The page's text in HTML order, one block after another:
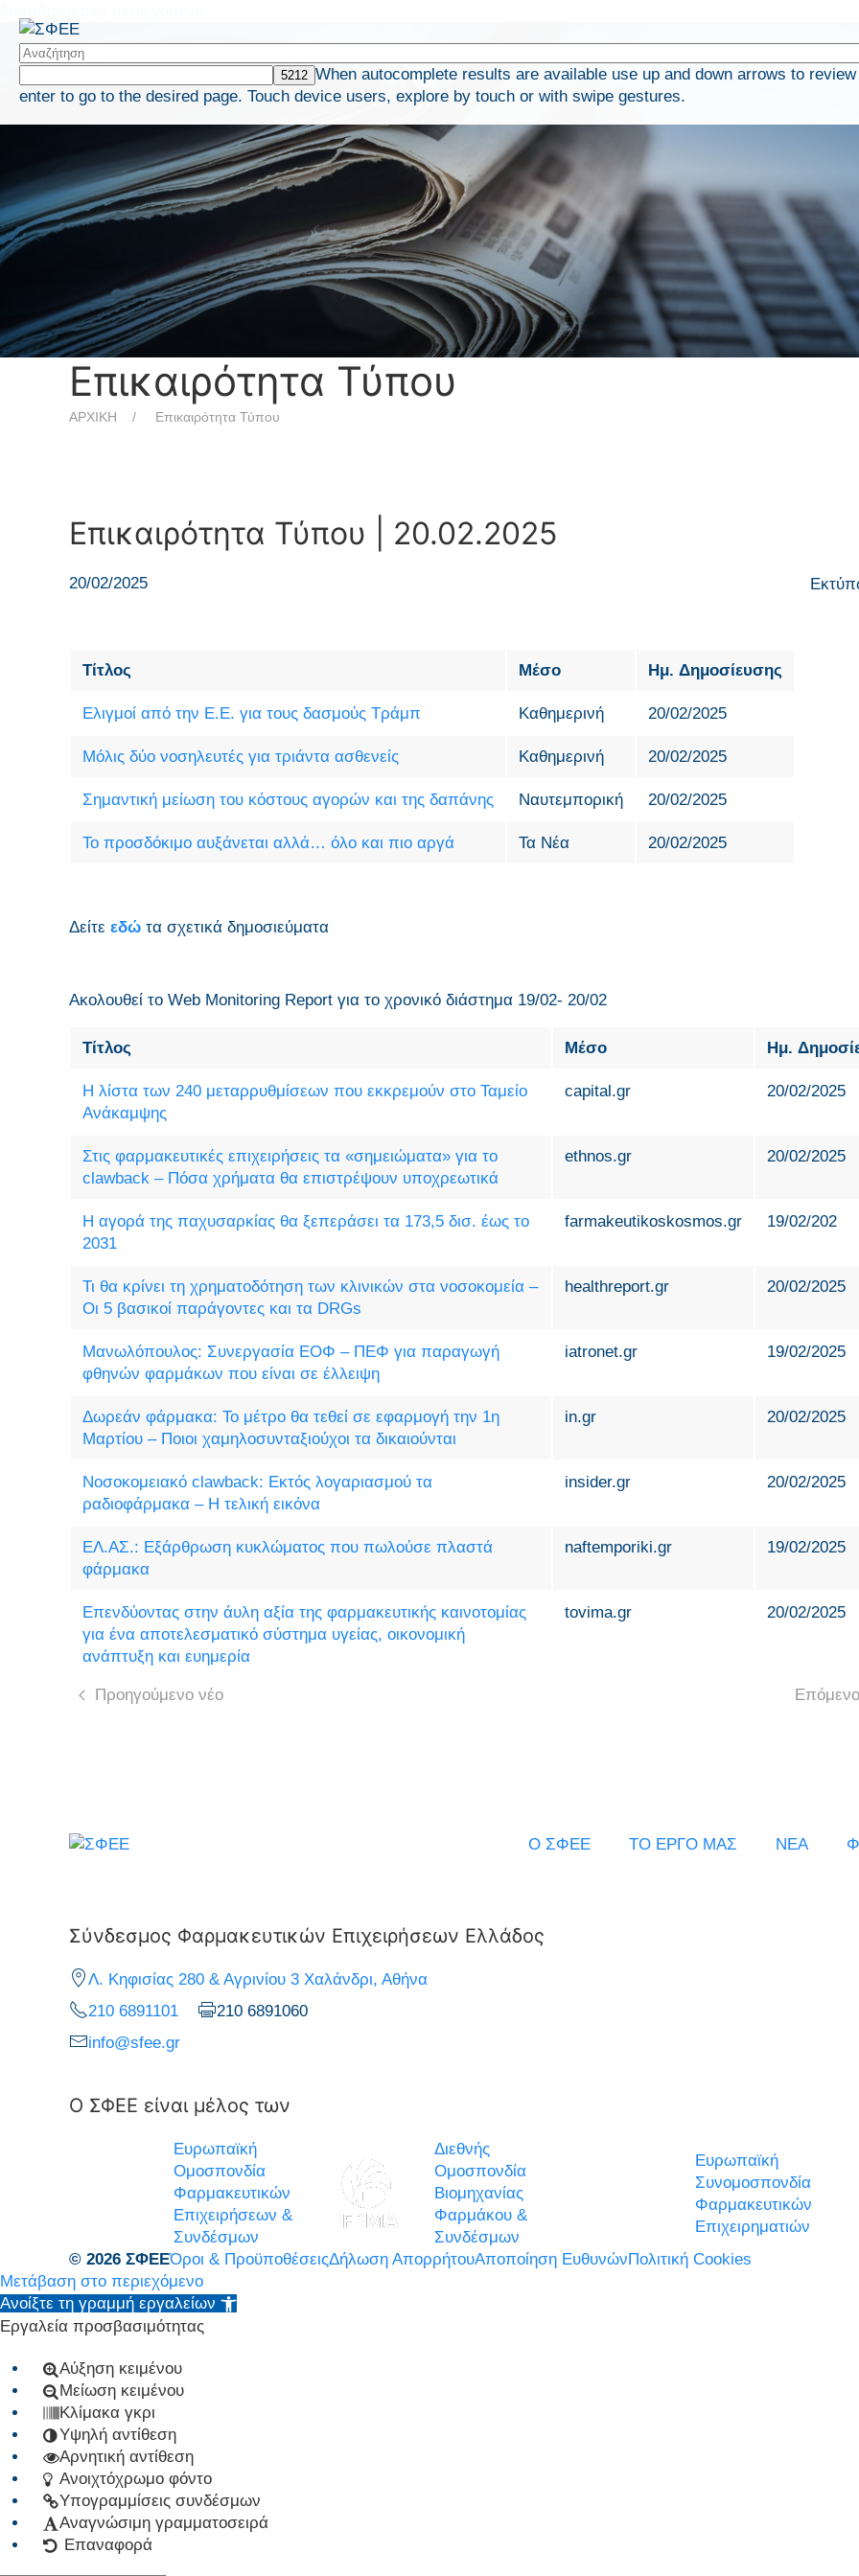
When autocomplete results are available use up and down arrows to review
enter to go to the desired page. Touch device users, explore by touch or with swipe gestures.
Επικαιρότητα Τύπου
ΑΡΧΙΚΗ Επικαιρότητα Τύπου
Επικαιρότητα Τύπου | 20.02.2025
20/02/2025
Τίτλος Μέσο Ημ. Δημοσίευσης
Ελιγμοί από την Ε.Ε. για τους δασμούς Τράμπ Καθημερινή 20/02/2025
Μόλις δύο νοσηλευτές για τριάντα ασθενείς Καθημερινή 20/02/2025
Σημαντική μείωση του κόστους αγορών και της δαπάνης Ναυτεμπορική 20/02/2025
Το προσδόκιμο αυξάνεται αλλά… όλο και πιο αργά Τα Νέα 20/02/2025
Δείτε εδώ τα σχετικά δημοσιεύματα
Ακολουθεί το Web Monitoring Report για τo χρονικό διάστημα 19/02- 20/02
Τίτλος Μέσο Ημ.
Η λίστα των 240 μεταρρυθμίσεων που εκκρεμούν στο Ταμείο
Ανάκαμψης
capital.gr 20/02/2025
Στις φαρμακευτικές επιχειρήσεις τα «σημειώματα» για το
clawback – Πόσα χρήματα θα επιστρέψουν υποχρεωτικά
ethnos.gr 20/02/2025
Η αγορά της παχυσαρκίας θα ξεπεράσει τα 173,5 δισ. έως το
2031
farmakeutikoskosmos.gr 19/02/202
Τι θα κρίνει τη χρηματοδότηση των κλινικών στα νοσοκομεία –
Οι 5 βασικοί παράγοντες και τα DRGs
healthreport.gr 20/02/2025
Μανωλόπουλος: Συνεργασία ΕΟΦ – ΠΕΦ για παραγωγή
φθηνών φαρμάκων που είναι σε έλλειψη
iatronet.gr 19/02/2025
Δωρεάν φάρμακα: Το μέτρο θα τεθεί σε εφαρμογή την 1η
Μαρτίου – Ποιοι χαμηλοσυνταξιούχοι τα δικαιούνται
in.gr 20/02/2025
Νοσοκομειακό clawback: Εκτός λογαριασμού τα
ραδιοφάρμακα – Η τελική εικόνα
insider.gr 20/02/2025
ΕΛ.ΑΣ.: Εξάρθρωση κυκλώματος που πωλούσε πλαστά
φάρμακα
naftemporiki.gr 19/02/2025
Επενδύοντας στην άυλη αξία της φαρμακευτικής καινοτομίας
για ένα αποτελεσματικό σύστημα υγείας, οικονομική
ανάπτυξη και ευημερία
tovima.gr 20/02/2025
Προηγούμενο νέο
Ο ΣΦΕΕ ΤΟ ΕΡΓΟ ΜΑΣ ΝΕΑ
Σύνδεσμος Φαρμακευτικών Επιχειρήσεων Ελλάδος
Λ. Κηφισίας 280 & Αγρινίου 3 Χαλάνδρι, Αθήνα
210 6891101
210 6891060
info@sfee.gr
Ο ΣΦΕΕ είναι μέλος των
Ευρωπαϊκή
Ομοσπονδία
Φαρμακευτικών
Επιχειρήσεων &
Συνδέσμων
Διεθνής
Ομοσπονδία
Βιομηχανίας
Φαρμάκου &
Συνδέσμων
Ευρωπαϊκή
Συνομοσπονδία
Φαρμακευτικών
Επιχειρηματιών
© 2026 ΣΦΕΕΌροι & ΠροϋποθέσειςΔήλωση ΑπορρήτουΑποποίηση ΕυθυνώνΠολιτική Cookies
Μετάβαση στο περιεχόμενο
Ανοίξτε τη γραμμή εργαλείων
Εργαλεία προσβασιμότητας
Αύξηση κειμένου
Μείωση κειμένου
Κλίμακα γκρι
Υψηλή αντίθεση
Αρνητική αντίθεση
Ανοιχτόχρωμο φόντο
Υπογραμμίσεις συνδέσμων
Αναγνώσιμη γραμματοσειρά
Επαναφορά